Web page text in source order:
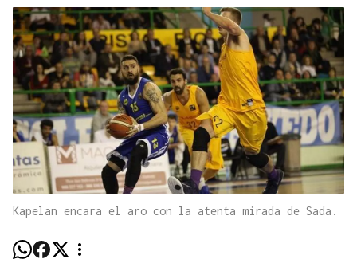
Kapelan encara el aro con la atenta mirada de Sada.